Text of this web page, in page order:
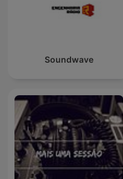
Soundwave